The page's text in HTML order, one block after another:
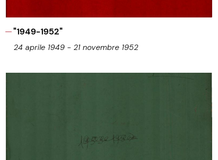
"1949-1952"
24 aprile 1949 - 21 novembre 1952